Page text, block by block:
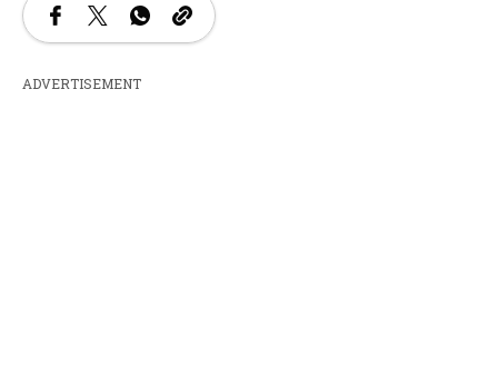
ADVERTISEMENT